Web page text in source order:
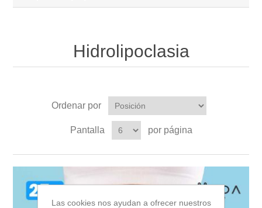
Hidrolipoclasia
Ordenar por
Pantalla por página
Las cookies nos ayudan a ofrecer nuestros